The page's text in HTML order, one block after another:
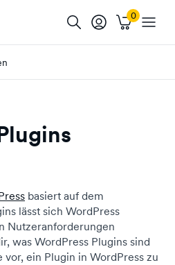
basiert auf dem
lässt sich WordPress
Nutzeranforderungen
was WordPress Plugins sind
ein Plugin in WordPress zu